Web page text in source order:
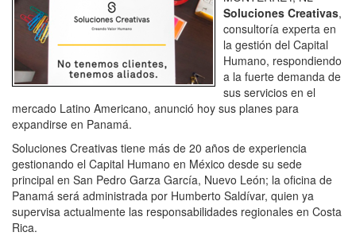
Soluciones Creativas,
consultoría experta en
la gestión del Capital
Humano, respondiendo
a la fuerte demanda de
sus servicios en el
mercado Latino Americano, anunció hoy sus planes para
expandirse en Panamá.
Soluciones Creativas tiene más de 20 años de experiencia
gestionando el Capital Humano en México desde su sede
principal en San Pedro Garza García, Nuevo León; la oficina de
Panamá será administrada por Humberto Saldívar, quien ya
supervisa actualmente las responsabilidades regionales en Costa
Rica.